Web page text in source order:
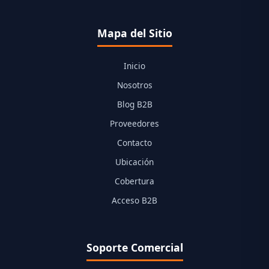
Mapa del Sitio
Inicio
Nosotros
Blog B2B
Proveedores
Contacto
Ubicación
Cobertura
Acceso B2B
Soporte Comercial